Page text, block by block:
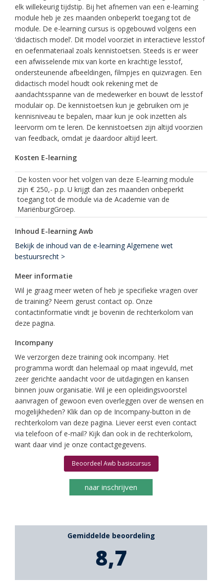
elk willekeurig tijdstip. Bij het afnemen van een e-learning
module heb je zes maanden onbeperkt toegang tot de
module. De e-learning cursus is opgebouwd volgens een
‘didactisch model’. Dit model voorziet in interactieve lesstof
en oefenmateriaal zoals kennistoetsen. Steeds is er weer
een afwisselende mix van korte en krachtige lesstof,
ondersteunende afbeeldingen, filmpjes en quizvragen. Een
didactisch model houdt ook rekening met de
aandachtsspanne van de medewerker en bouwt de lesstof
modulair op. De kennistoetsen kun je gebruiken om je
kennisniveau te bepalen, maar kun je ook inzetten als
leervorm om te leren. De kennistoetsen zijn altijd voorzien
van feedback, omdat je daardoor altijd leert.
Kosten E-learning
De kosten voor het volgen van deze E-learning module
zijn € 250,- p.p. U krijgt dan zes maanden onbeperkt
toegang tot de module via de Academie van de
MariënburgGroep.
Inhoud E-learning Awb
Bekijk de inhoud van de e-learning Algemene wet
bestuursrecht >
Meer informatie
Wil je graag meer weten of heb je specifieke vragen over
de training? Neem gerust contact op. Onze
contactinformatie vindt je bovenin de rechterkolom van
deze pagina.
Incompany
We verzorgen deze training ook incompany. Het
programma wordt dan helemaal op maat ingevuld, met
zeer gerichte aandacht voor de uitdagingen en kansen
binnen jouw organisatie. Wil je een opleidingsvoorstel
aanvragen of gewoon even overleggen over de wensen en
mogelijkheden? Klik dan op de Incompany-button in de
rechterkolom van deze pagina. Liever eerst even contact
via telefoon of e-mail? Kijk dan ook in de rechterkolom,
want daar vind je onze contactgegevens.
Beoordeel Awb basiscursus
naar inschrijven
Gemiddelde beoordeling
8,7